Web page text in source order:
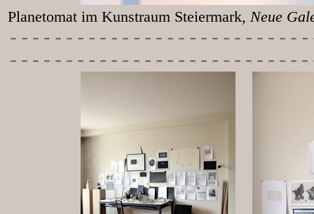
Planetomat im Kunstraum Steiermark,
-----------